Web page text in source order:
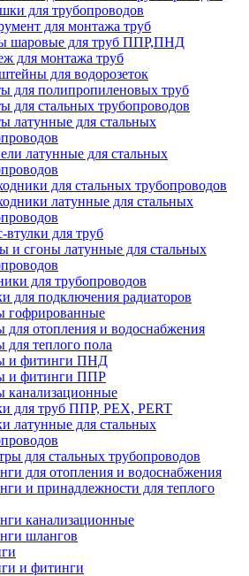
для трубопроводов
для монтажа труб
шаровые для труб ППР,ПНД
для монтажа труб
для водорозеток
для полипропиленовых труб
для стальных трубопроводов
латунные для стальных
латунные для стальных
для стальных трубопроводов
латунные для стальных
втулки для труб
и сгоны латунные для стальных
для трубопроводов
для подключения радиаторов
гофрированные
для отопления и водоснабжения
для теплого пола
и фитинги ПНД
и фитинги ППР
канализационные
для труб ППР, PEX, PERT
латунные для стальных
для стальных трубопроводов
для отопления и водоснабжения
и принадлежности для теплого
канализационные
шлангов
и фитинги